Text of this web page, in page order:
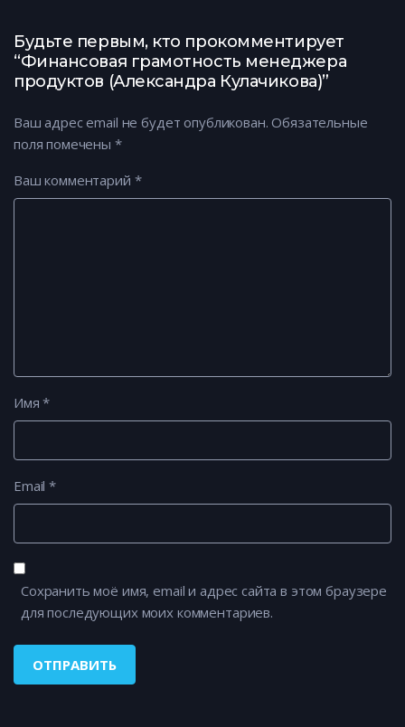
Будьте первым, кто прокомментирует
“Финансовая грамотность менеджера
продуктов (Александра Кулачикова)”
Ваш адрес email не будет опубликован. Обязательные
поля помечены *
Ваш комментарий *
Имя*
Email*
Сохранить моё имя, email и адрес сайта в этом браузере
для последующих моих комментариев.